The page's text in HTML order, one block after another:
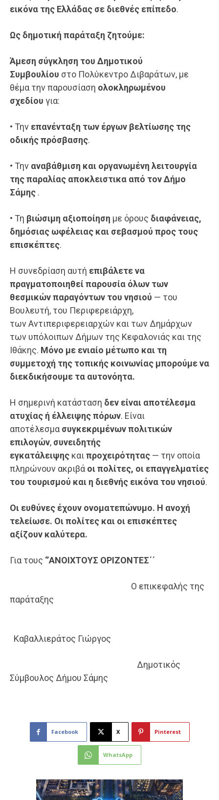
εικόνα της Ελλάδας σε διεθνές επίπεδο.
Ως δημοτική παράταξη ζητούμε:
Άμεση σύγκληση του Δημοτικού
Συμβουλίου στο Πολύκεντρο Διβαράτων, με
θέμα την παρουσίαση ολοκληρωμένου
σχεδίου για:
• Την επανένταξη των έργων βελτίωσης της
οδικής πρόσβασης.
• Την αναβάθμιση και οργανωμένη λειτουργία
της παραλίας αποκλειστικα από τον Δήμο
Σάμης .
• Τη βιώσιμη αξιοποίηση με όρους διαφάνειας,
δημόσιας ωφέλειας και σεβασμού προς τους
επισκέπτες.
Η συνεδρίαση αυτή επιβάλετενα
πραγματοποιηθεί παρουσία όλων των
θεσμικών παραγόντων του νησιού — του
Βουλευτή, του Περιφερειάρχη,
των Αντιπεριφερειαρχών και των Δημάρχων
των υπόλοιπων Δήμων της Κεφαλονιάς και της
Ιθάκης. Μόνο με ενιαίο μέτωπο και τη
συμμετοχή της τοπικής κοινωνίας μπορούμε να
διεκδικήσουμε τα αυτονόητα.
Η σημερινή κατάσταση δεν είναι αποτέλεσμα
ατυχίας ή έλλειψης πόρων. Είναι
αποτέλεσμα συγκεκριμένων πολιτικών
επιλογών, συνειδητής
εγκατάλειψης καιπροχειρότητας — την οποία
πληρώνουν ακριβά οι πολίτες, οι επαγγελματίες
του τουρισμού και η διεθνής εικόνα του νησιού.
Οι ευθύνες έχουν ονοματεπώνυμο. Η ανοχή
τελείωσε. Οι πολίτες και οι επισκέπτες
αξίζουν καλύτερα.
Για τους ‘’ΑΝΟΙΧΤΟΥΣ ΟΡΙΖΟΝΤΕΣ΄΄
Ο επικεφαλής της
παράταξης
Καβαλλιεράτος Γιώργος
Δημοτικός
Σύμβουλος Δήμου Σάμης
Facebook X Pinterest
WhatsApp